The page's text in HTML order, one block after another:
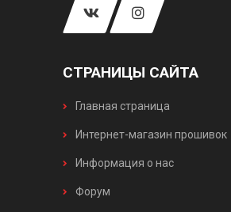
СТРАНИЦЫ САЙТА
Главная страница
Интернет-магазин прошивок
Информация о нас
Форум